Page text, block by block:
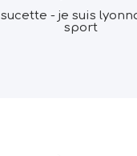
sucette - je suis
sport